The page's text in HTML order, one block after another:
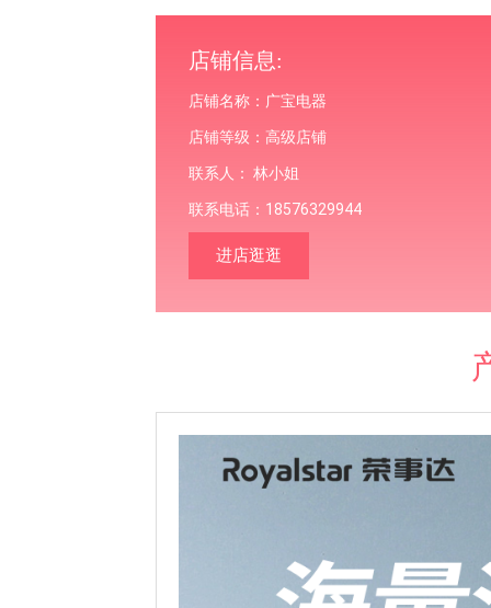
店铺信息:
店铺名称：广宝电器
店铺等级：高级店铺
联系人： 林小姐
联系电话：18576329944
进店逛逛